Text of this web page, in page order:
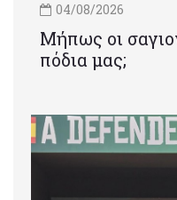
04/08/2026
Μήπως οι
πόδια μας;